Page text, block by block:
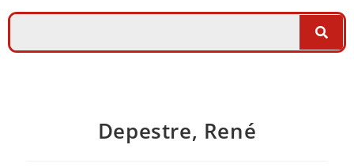
Depestre, René